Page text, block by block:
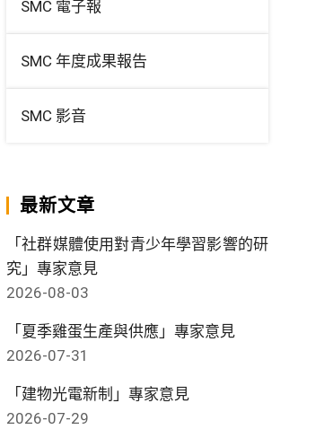
SMC 電子報
SMC 年度成果報告
SMC 影音
最新文章
「社群媒體使用對青少年學習影響的研
究」專家意見
2026-08-03
「夏季雞蛋生產與供應」專家意見
2026-07-31
「建物光電新制」專家意見
2026-07-29